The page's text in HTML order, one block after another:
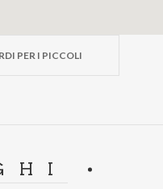
PER I PICCOLI